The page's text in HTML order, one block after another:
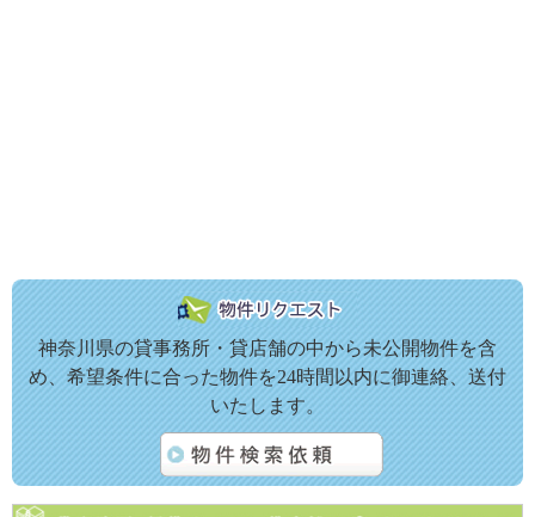
神奈川県の貸事務所・貸店舗の中から未公開物件を含
め、希望条件に合った物件を24時間以内に御連絡、送付
いたします。